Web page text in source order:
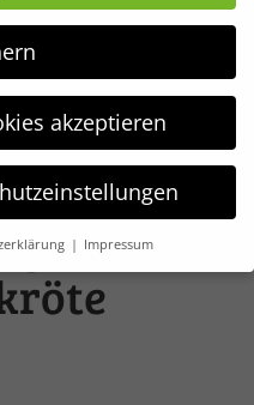
akzeptieren
Impressum
Technologien auf unserer